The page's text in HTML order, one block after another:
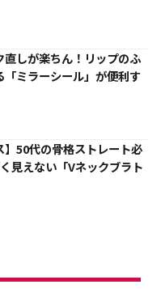
直しが楽ちん！リップのふ
ミラーシール」が便利す
】50代の骨格ストレート必
見えない「Vネックブラト